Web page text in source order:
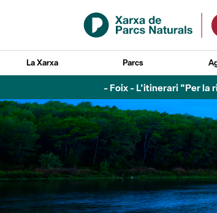
Salta al contingut principal
La Xarxa Parcs
- Foix - L'itinerari "Per la